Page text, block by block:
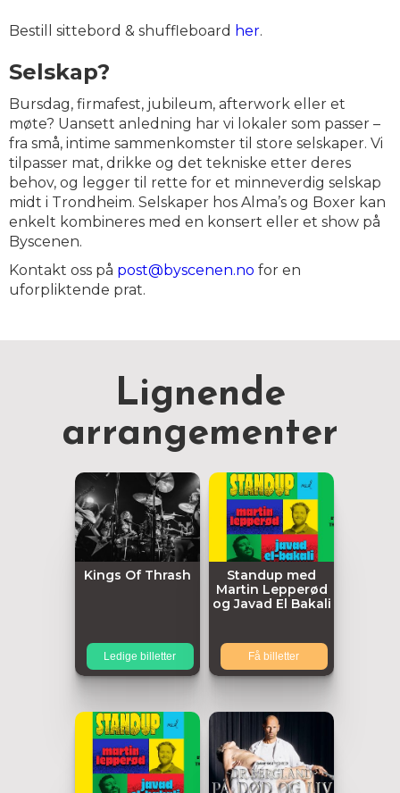
Bestill sittebord & shuffleboard her.
Selskap?
Bursdag, firmafest, jubileum, afterwork eller et
møte? Uansett anledning har vi lokaler som passer –
fra små, intime sammenkomster til store selskaper. Vi
tilpasser mat, drikke og det tekniske etter deres
behov, og legger til rette for et minneverdig selskap
midt i Trondheim. Selskaper hos Alma’s og Boxer kan
enkelt kombineres med en konsert eller et show på
Byscenen.
Kontakt oss på post@byscenen.no for en
uforpliktende prat.
Lignende
arrangementer
Kings Of Thrash
Ledige billetter
Standup med
Martin Lepperød
og Javad El Bakali
Få billetter